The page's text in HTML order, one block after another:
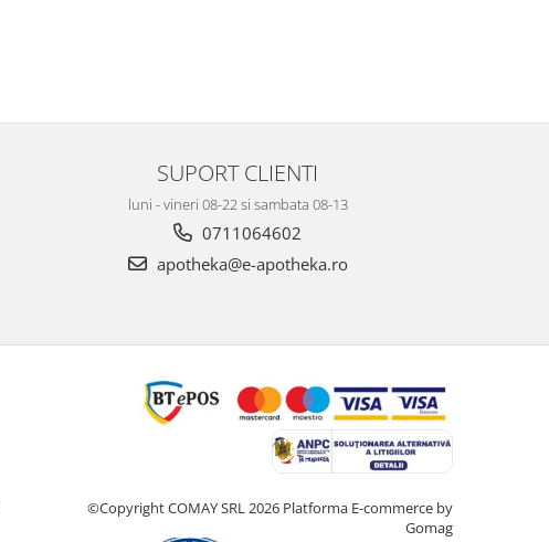
SUPORT CLIENTI
luni - vineri 08-22 si sambata 08-13
0711064602
apotheka@e-apotheka.ro
©Copyright COMAY SRL 2026 Platforma E-commerce by
Gomag